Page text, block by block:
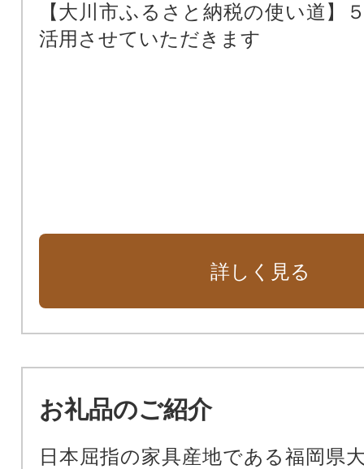
【大川市ふるさと納税の使い道】
活用させていただきます
詳しく見る
お礼品のご紹介
日本屈指の家具産地である福岡県